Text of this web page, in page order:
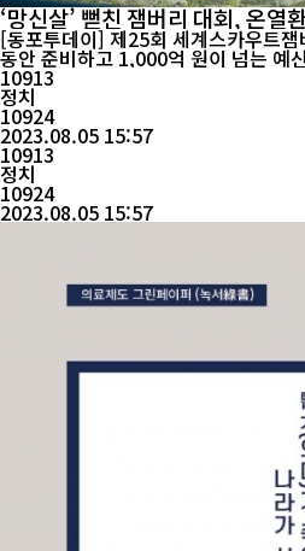
‘망신살’ 뻗친 잼버리 대회, 온열
[동포투데이] 제25회 세계스카우트
동안 준비하고 1,000억 원이 넘는 예
스와 생수를 실은...
10913
정치
10924
2023.08.05 15:57
10913
정치
10924
2023.08.05 15:57